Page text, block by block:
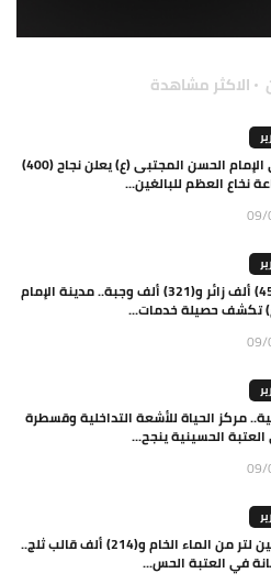
الاكثر مشاهدة
مستشفى الإمام الحسن المجتبى (ع) يعلن نجاح (400)
نخاع العظم للبالغين...
أكثر من (45) ألف زائر و(321) ألف وجبة.. مدينة الإمام
تكشف حصيلة خدمات...
مركز الحياة للأشعة التداخلية وقسطرة
الحسينية ينجح...
(408) ملايين لتر من الماء الخام و(214) ألف قالب ثلج..
في العتبة الحس...